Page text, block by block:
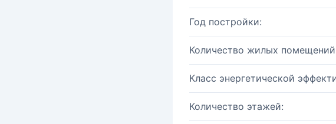
Год постройки:
Количество жилых
Класс энергетической
Количество этажей: